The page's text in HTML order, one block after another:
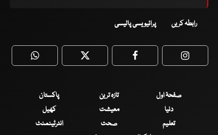
رابطہ کریں پرائیویسی پالیسی
WhatsApp Twitter Facebook
صفحۂ اول تازہ ترین
پاکستان
دنیا
معیشت
کھیل
تعلیم
صحت
انٹرٹینمنٹ